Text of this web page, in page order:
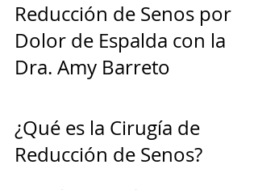
Reducción de Senos por
Dolor de Espalda con la
Dra. Amy Barreto
¿Qué es la Cirugía de
Reducción de Senos?